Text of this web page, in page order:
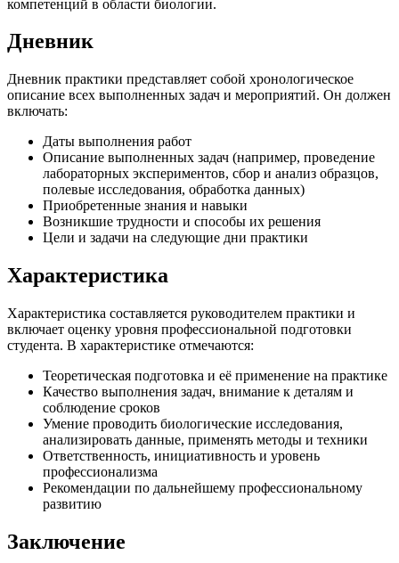
компетенций в области биологии.
Дневник
Дневник практики представляет собой хронологическое
описание всех выполненных задач и мероприятий. Он должен
включать:
Даты выполнения работ
Описание выполненных задач (например, проведение
лабораторных экспериментов, сбор и анализ образцов,
полевые исследования, обработка данных)
Приобретенные знания и навыки
Возникшие трудности и способы их решения
Цели и задачи на следующие дни практики
Характеристика
Характеристика составляется руководителем практики и
включает оценку уровня профессиональной подготовки
студента. В характеристике отмечаются:
Теоретическая подготовка и её применение на практике
Качество выполнения задач, внимание к деталям и
соблюдение сроков
Умение проводить биологические исследования,
анализировать данные, применять методы и техники
Ответственность, инициативность и уровень
профессионализма
Рекомендации по дальнейшему профессиональному
развитию
Заключение